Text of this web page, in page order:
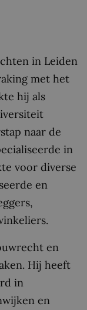
in Leiden
met het
hij als
naar de
in
voor diverse
en
en
Hij heeft
in
en